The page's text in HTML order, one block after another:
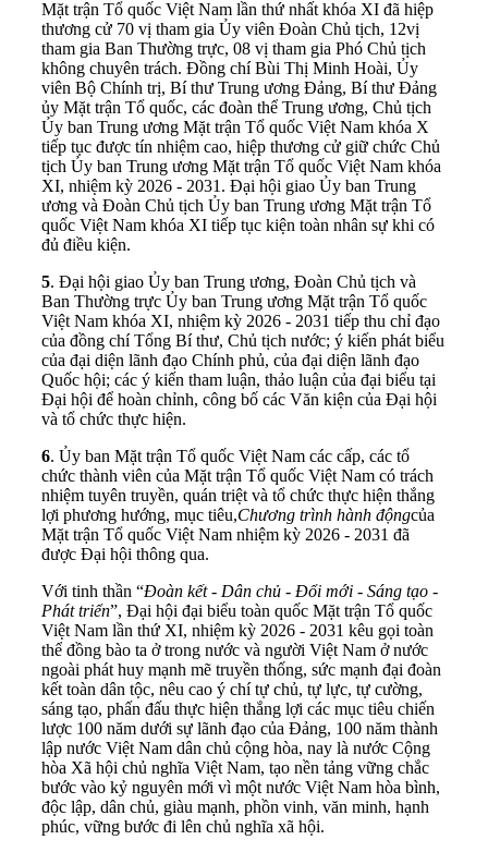
Mặt trận Tổ quốc Việt Nam lần thứ nhất khóa XI đã hiệp
thương cử 70 vị tham gia Ủy viên Đoàn Chủ tịch, 12vị
tham gia Ban Thường trực, 08 vị tham gia Phó Chủ tịch
không chuyên trách. Đồng chí Bùi Thị Minh Hoài, Ủy
viên Bộ Chính trị, Bí thư Trung ương Đảng, Bí thư Đảng
ủy Mặt trận Tổ quốc, các đoàn thể Trung ương, Chủ tịch
Ủy ban Trung ương Mặt trận Tổ quốc Việt Nam khóa X
tiếp tục được tín nhiệm cao, hiệp thương cử giữ chức Chủ
tịch Ủy ban Trung ương Mặt trận Tổ quốc Việt Nam khóa
XI, nhiệm kỳ 2026 - 2031. Đại hội giao Ủy ban Trung
ương và Đoàn Chủ tịch Ủy ban Trung ương Mặt trận Tổ
quốc Việt Nam khóa XI tiếp tục kiện toàn nhân sự khi có
đủ điều kiện.
5. Đại hội giao Ủy ban Trung ương, Đoàn Chủ tịch và
Ban Thường trực Ủy ban Trung ương Mặt trận Tổ quốc
Việt Nam khóa XI, nhiệm kỳ 2026 - 2031 tiếp thu chỉ đạo
của đồng chí Tổng Bí thư, Chủ tịch nước; ý kiến phát biểu
của đại diện lãnh đạo Chính phủ, của đại diện lãnh đạo
Quốc hội; các ý kiến tham luận, thảo luận của đại biểu tại
Đại hội để hoàn chỉnh, công bố các Văn kiện của Đại hội
và tổ chức thực hiện.
6. Ủy ban Mặt trận Tổ quốc Việt Nam các cấp, các tổ
chức thành viên của Mặt trận Tổ quốc Việt Nam có trách
nhiệm tuyên truyền, quán triệt và tổ chức thực hiện thắng
lợi phương hướng, mục tiêu,Chương trình hành độngcủa
Mặt trận Tổ quốc Việt Nam nhiệm kỳ 2026 - 2031 đã
được Đại hội thông qua.
Với tinh thần “Đoàn kết - Dân chủ - Đổi mới - Sáng tạo -
Phát triển”, Đại hội đại biểu toàn quốc Mặt trận Tổ quốc
Việt Nam lần thứ XI, nhiệm kỳ 2026 - 2031 kêu gọi toàn
thể đồng bào ta ở trong nước và người Việt Nam ở nước
ngoài phát huy mạnh mẽ truyền thống, sức mạnh đại đoàn
kết toàn dân tộc, nêu cao ý chí tự chủ, tự lực, tự cường,
sáng tạo, phấn đấu thực hiện thắng lợi các mục tiêu chiến
lược 100 năm dưới sự lãnh đạo của Đảng, 100 năm thành
lập nước Việt Nam dân chủ cộng hòa, nay là nước Cộng
hòa Xã hội chủ nghĩa Việt Nam, tạo nền tảng vững chắc
bước vào kỷ nguyên mới vì một nước Việt Nam hòa bình,
độc lập, dân chủ, giàu mạnh, phồn vinh, văn minh, hạnh
phúc, vững bước đi lên chủ nghĩa xã hội.